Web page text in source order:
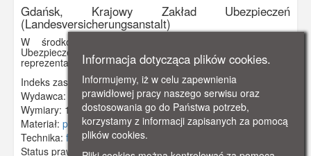
Gdańsk, Krajowy Zakład Ubezpieczeń
(Landesversicherungsanstalt)
W środkowym kadrze budynek Krajowego Zakładu
Ubezpieczeń (Landesversicherungsanstalt). Z lewej strony
reprezentacyjne kamienica przy Okopowej (Karrenwall)
Indeks zasobu:GSP01724
Wydawca:
Craph. Verl - Anstalt G. m. b. H., Breslau
Wymiary: 140 x 90 mm
Materiał: pocztówka
Technika: fotografia czarno-biała
Status prawny:Użycie Niekomercyjne
Informacja dotycząca plików cookies.
Informujemy, iż w celu zapewnienia
prawidłowej pracy naszego serwisu oraz
dostosowania go do Państwa potrzeb,
korzystamy z informacji zapisanych za pomocą
plików cookies.